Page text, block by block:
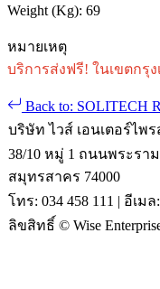
Weight (Kg): 69
หมายเหตุ
บริการส่งฟรี! ในเขตก
Back to: SOLITECH
บริษัท ไวส์ เอนเตอร์ไพ
38/10 หมู่ 1 ถนนพระรา
สมุทรสาคร 74000
โทร: 034 458 111 | อีเมล
ลิขสิทธิ์ © Wise